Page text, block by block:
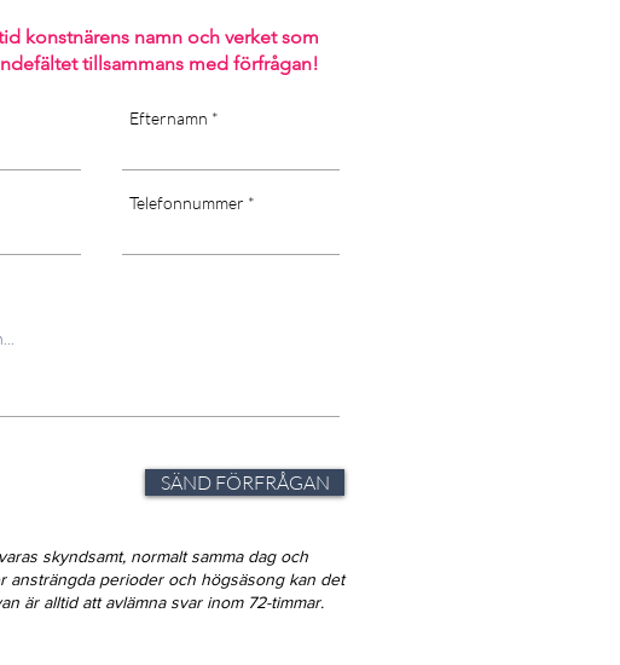
konstnärens namn och verket som
tillsammans med förfrågan!
Efternamn
Telefonnummer
SÄND FÖRFRÅGAN
skyndsamt, normalt samma dag och
ansträngda perioder och högsäsong kan det
är alltid att avlämna svar inom 72-timmar.